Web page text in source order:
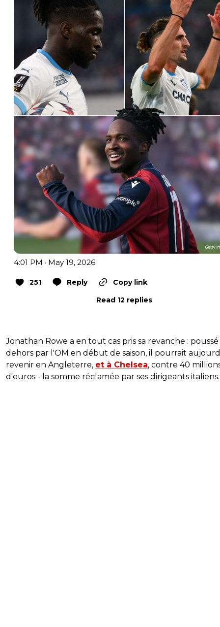
4:01 PM · May 19, 2026
251 Reply
Copy link
Read 12 replies
Jonathan Rowe a en tout cas pris sa revanche : poussé
dehors par l'OM en début de saison, il pourrait
revenir en Angleterre, et à Chelsea, contre 40
d'euros - la somme réclamée par ses dirigeants italiens.